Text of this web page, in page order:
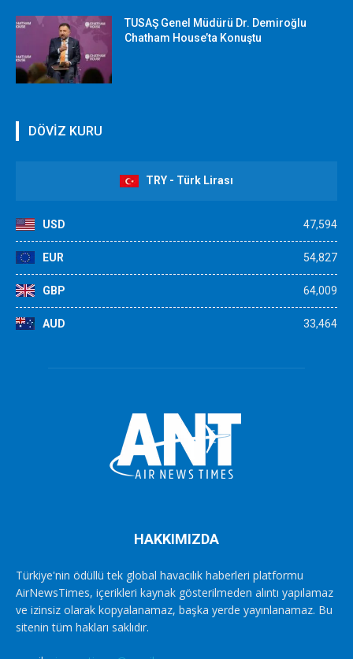
TUSAŞ Genel Müdürü Dr. Demiroğlu
Chatham House’ta Konuştu
DÖVİZ KURU
TRY - Türk Lirası
USD 47,594
EUR 54,827
GBP 64,009
AUD 33,464
HAKKIMIZDA
Türkiye'nin ödüllü tek global havacılık haberleri platformu
AirNewsTimes, içerikleri kaynak gösterilmeden alıntı yapılamaz
ve izinsiz olarak kopyalanamaz, başka yerde yayınlanamaz. Bu
sitenin tüm hakları saklıdır.